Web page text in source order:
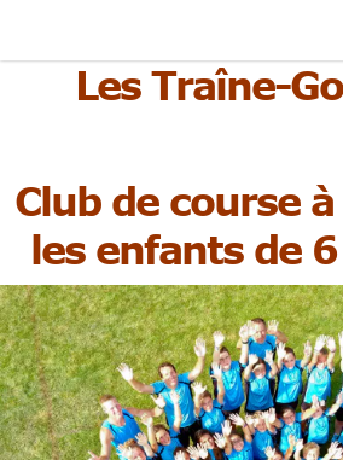
Les Traîne-
Club de course
les enfants de